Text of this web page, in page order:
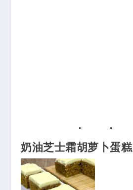
奶油芝士霜胡萝卜蛋糕